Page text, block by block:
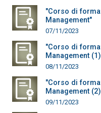
"Corso di
Management"
07/11/2023
"Corso di
Management
08/11/2023
"Corso di
Management
09/11/2023